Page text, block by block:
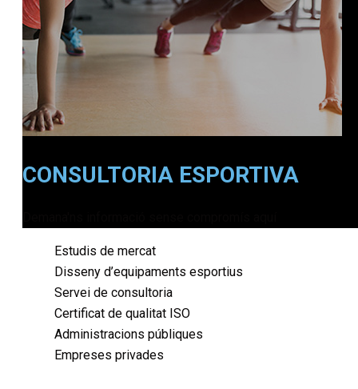
CONSULTORIA ESPORTIVA
Estudis de mercat
Disseny d’equipaments esportius
Servei de consultoria
Certificat de qualitat ISO
Administracions públiques
Empreses privades